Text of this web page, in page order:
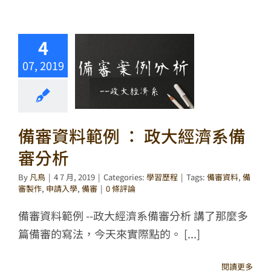
4
07, 2019
備審資料範例 ： 政大經濟系備
審分析
By 凡鳥 | 4 7 月, 2019 | Categories: 學習歷程 | Tags: 備審資料, 備
審製作, 申請入學, 備審 | 0 條評論
備審資料範例 --政大經濟系備審分析 講了那麼多
篇備審的寫法，今天來實際點的。 [...]
閱讀更多